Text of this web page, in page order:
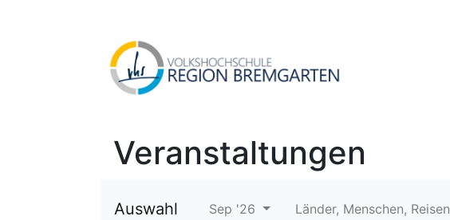
Veranstaltungen
Auswahl Sep '26 Länder, Menschen, Reisen